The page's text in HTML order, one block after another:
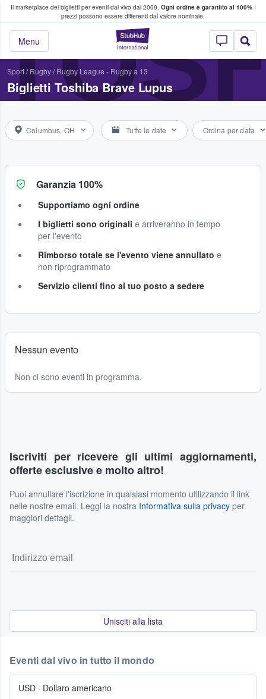
Il marketplace dei biglietti per eventi dal vivo dal 2009. Ogni ordine è garantito al 100%I
prezzi possono essere differenti dal valore nominale.
StubHub - Dove
Menu
fan comprano e vendono biglietti
Sport/ Rugby/ Rugby League - Rugby a 13
Biglietti Toshiba Brave Lupus
Columbus, OH Tutte le date Ordina per data
Garanzia 100%
Supportiamo ogni ordine
I biglietti sono originali e arriveranno in tempo
per l'evento
Rimborso totale se l'evento viene annullato e
non riprogrammato
Servizio clienti fino al tuo posto a sedere
Nessun evento
Non ci sono eventi in programma.
Iscriviti per ricevere gli ultimi aggiornamenti,
offerte esclusive e molto altro!
Puoi annullare l'iscrizione in qualsiasi momento utilizzando il link
nelle nostre email. Leggi la nostra Informativa sulla privacy per
maggiori dettagli.
Unisciti alla lista
Eventi dal vivo in tutto il mondo
USD · Dollaro americano